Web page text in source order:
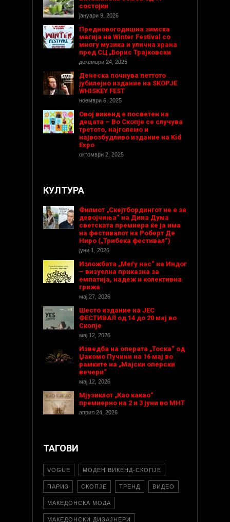
состојки
јануари 9, 2026
Предновогодишнa зимска
магија на Winter Festival со
многу музика и улична храна
пред СЦ „Борис Трајковски
декември 24, 2025
Денеска почнува петтото
јубилејно издание на SKOPJE
WHISKEY FEST
ноември 6, 2025
Овој викенд е посветен на
децата – Во Скопје се случува
третото, најголемо и
највозбудливо издание на Kid
Expo
октомври 2, 2025
КУЛТУРА
Филмот „Скејтбордингот не е за
девојчиња“ на Дина Дума
светската премиера ќе ја има
на фестивалот на Роберт Де
Ниро („Трибека фестивал“)
јуни 1, 2026
Изложбата „Меѓу нас“ на Индог
– визуелна приказна за
емпатија, надеж и колективна
грижа
мај 27, 2026
Шесто издание на ЈЕС
ФЕСТИВАЛ од 14 до 20 мај во
Скопје
мај 12, 2026
Изведба на операта „Тоска“ од
Џакомо Пучини на 16 мај во
рамките на „Мајски оперски
вечери“
мај 12, 2026
Мјузиклот „Као какао“
премиерно на 2 и 3 јуни во МНТ
април 24, 2026
ТАГОВИ
VOGUE МОДЕН ВИКЕНД-СКОПЈЕ
ПАРИЗ СКОПЈЕ ТРЕНД ВИДЕО
МАКЕДОНСКА МОДА
МАКЕДОНСКИ ДИЗАЈНЕРИ